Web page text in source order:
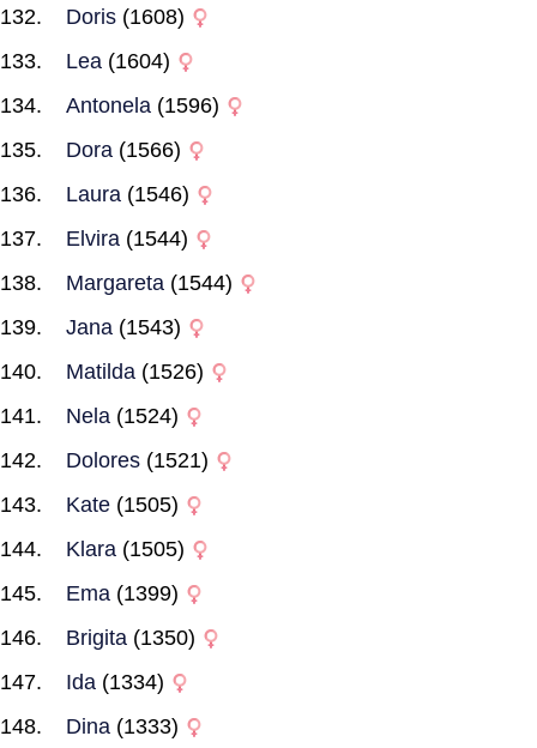
Doris (1608)
Lea (1604)
Antonela (1596)
Dora (1566)
Laura (1546)
Elvira (1544)
Margareta (1544)
Jana (1543)
Matilda (1526)
Nela (1524)
Dolores (1521)
Kate (1505)
Klara (1505)
Ema (1399)
Brigita (1350)
Ida (1334)
Dina (1333)